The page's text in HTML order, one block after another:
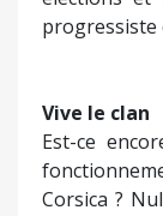
progressiste
Vive le clan
Est-ce
Corsica ?